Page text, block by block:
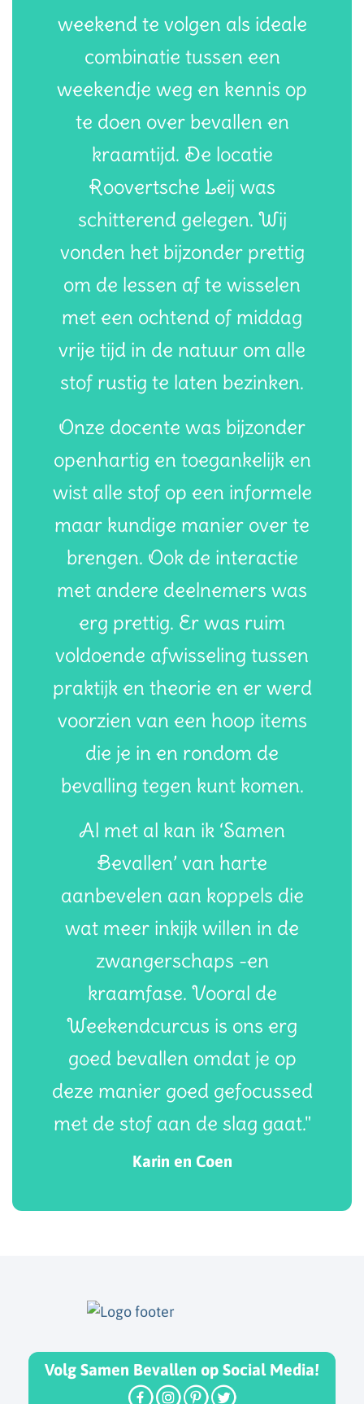
weekend te volgen als ideale
combinatie tussen een
weekendje weg en kennis op
te doen over bevallen en
kraamtijd. De locatie
Roovertsche Leij was
schitterend gelegen. Wij
vonden het bijzonder prettig
om de lessen af te wisselen
met een ochtend of middag
vrije tijd in de natuur om alle
stof rustig te laten bezinken.
Onze docente was bijzonder
openhartig en toegankelijk en
wist alle stof op een informele
maar kundige manier over te
brengen. Ook de interactie
met andere deelnemers was
erg prettig. Er was ruim
voldoende afwisseling tussen
praktijk en theorie en er werd
voorzien van een hoop items
die je in en rondom de
bevalling tegen kunt komen.
Al met al kan ik ‘Samen
Bevallen’ van harte
aanbevelen aan koppels die
wat meer inkijk willen in de
zwangerschaps -en
kraamfase. Vooral de
Weekendcurcus is ons erg
goed bevallen omdat je op
deze manier goed gefocussed
met de stof aan de slag gaat."
Karin en Coen
Volg Samen Bevallen op Social Media!